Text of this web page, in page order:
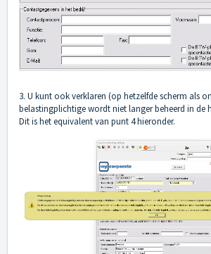
3. U kunt ook verklaren (op hetzelfde scherm als
belastingplichtige wordt niet langer beheerd in de
Dit is het equivalent van punt 4 hieronder.